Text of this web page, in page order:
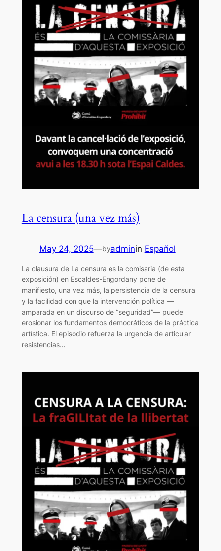
La censura (una vez más)
May 24, 2025—byadminin Español
La clausura de La censura es la comisaria (de esta
exposición) en Escaldes-Engordany pone de
manifiesto, una vez más, la persistencia de la censura
y la facilidad con que la intervención política —
amparada en un discurso de “seguridad”— puede
erosionar los fundamentos democráticos de la práctica
artística. El episodio refuerza la urgencia de articular
resistencias…